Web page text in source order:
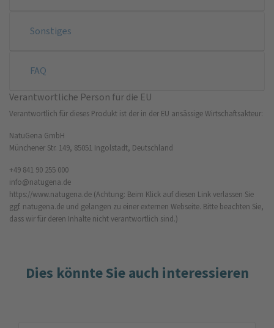
Sonstiges
FAQ
Verantwortliche Person für die EU
Verantwortlich für dieses Produkt ist der in der EU ansässige Wirtschaftsakteur:
NatuGena GmbH
Münchener Str. 149, 85051 Ingolstadt, Deutschland
+49 841 90 255 000
info@natugena.de
https://www.natugena.de (Achtung: Beim Klick auf diesen Link verlassen Sie
ggf. natugena.de und gelangen zu einer externen Webseite. Bitte beachten Sie,
dass wir für deren Inhalte nicht verantwortlich sind.)
Dies könnte Sie auch interessieren